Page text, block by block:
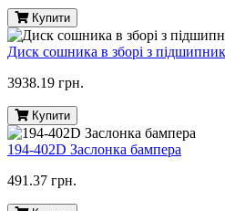
Купити
Диск сошника в зборі з
3938.19 грн.
Купити
194-402D Заслонка бампера
491.37 грн.